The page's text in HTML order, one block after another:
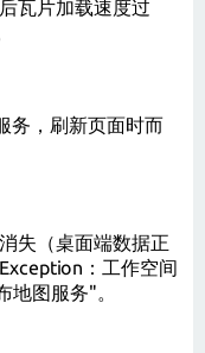
瓦片加载速度过
务，刷新页面时而
失（桌面端数据正
：工作空间
地图服务"。